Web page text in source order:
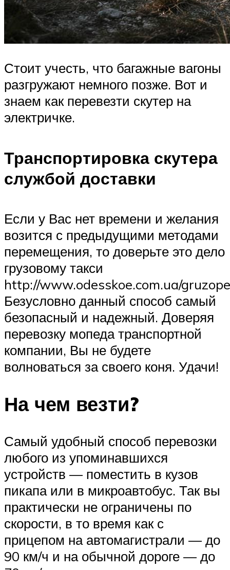
Стоит учесть, что багажные вагоны
разгружают немного позже. Вот и
знаем как перевезти скутер на
электричке.
Транспортировка скутера
службой доставки
Если у Вас нет времени и желания
возится с предыдущими методами
перемещения, то доверьте это дело
грузовому такси
http://www.odesskoe.com.ua/
Безусловно данный способ самый
безопасный и надежный. Доверяя
перевозку мопеда транспортной
компании, Вы не будете
волноваться за своего коня. Удачи!
На чем везти?
Самый удобный способ перевозки
любого из упоминавшихся
устройств — поместить в кузов
пикапа или в микроавтобус. Так вы
практически не ограничены по
скорости, в то время как с
прицепом на автомагистрали — до
90 км/ч и на обычной дороге — до